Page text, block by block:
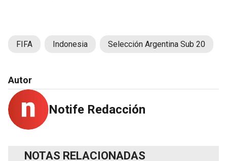
FIFA Indonesia Selección Argentina Sub 20
Autor
Notife Redacción
NOTAS RELACIONADAS